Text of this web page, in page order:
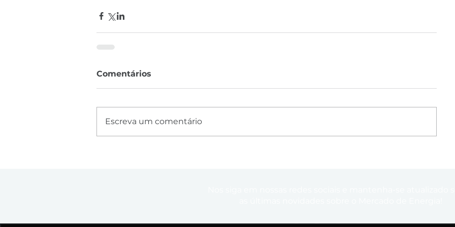
Comentários
Escreva um comentário